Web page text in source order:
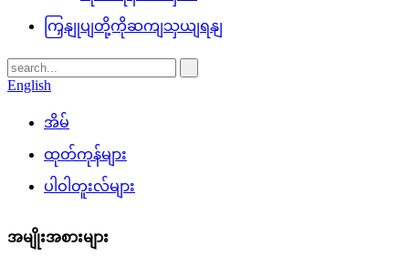
ကြှနျုပျတို့ကိုဆကျသှယျရနျ
English
အိမ်
ထုတ်ကုန်များ
ပါဝါတူးလ်များ
အမျိုးအစားများ